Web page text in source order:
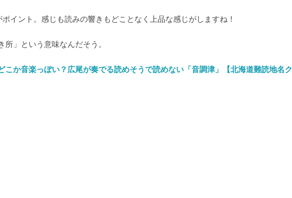
ポイント。感じも読みの響きもどことなく上品な感じがしますね！
所」という意味なんだそう。
こか音楽っぽい？広尾が奏でる読めそうで読めない「音調津」【北海道難読地名ク